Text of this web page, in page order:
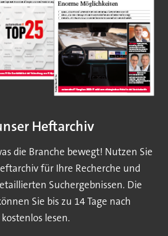
Heftarchiv
die Branche bewegt! Nutzen Sie
für Ihre Recherche und
Suchergebnissen. Die
Sie bis zu 14 Tage nach
lesen.